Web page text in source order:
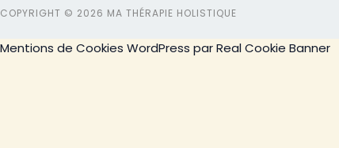
COPYRIGHT © 2026 MA THÉRAPIE HOLISTIQUE
Mentions de Cookies WordPress par Real Cookie Banner